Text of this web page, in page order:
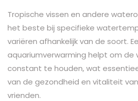
Tropische vissen en andere
het beste bij specifieke
variëren afhankelijk van de soort.
aquariumverwarming helpt om
constant te houden, wat
van de gezondheid en vitaliteit
vrienden.